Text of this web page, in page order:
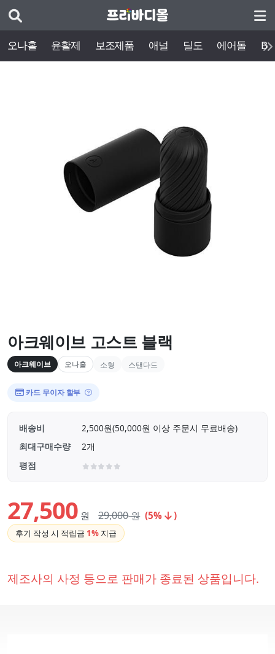
오나홀 윤활제 보조제품 애널 딜도 에어돌
아크웨이브 고스트 블랙
아크웨이브 오나홀 소형 스탠다드
카드 무이자 할부
배송비
2,500원(50,000원 이상 주문시 무료배송)
최대구매수량
2개
평점
27,500 원 29,000원 (5% )
후기 작성 시 적립금 1% 지급
제조사의 사정 등으로 판매가 종료된 상품입니다.